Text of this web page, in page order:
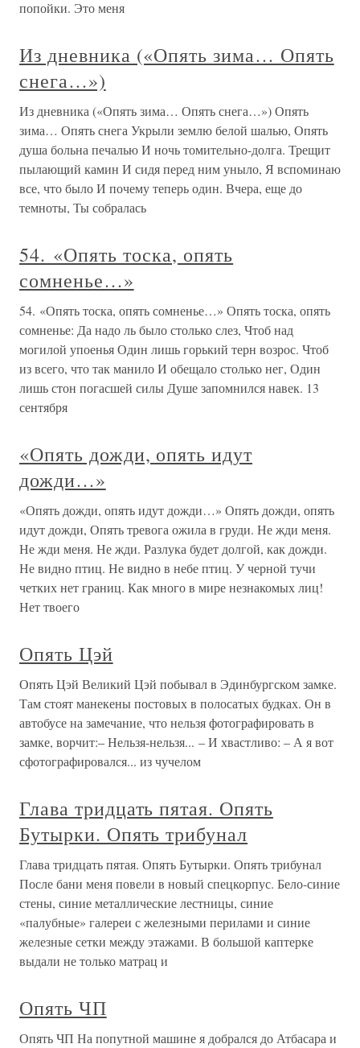
попойки. Это меня
Из дневника («Опять зима… Опять
снега…»)
Из дневника («Опять зима… Опять снега…») Опять
зима… Опять снега Укрыли землю белой шалью, Опять
душа больна печалью И ночь томительно-долга. Трещит
пылающий камин И сидя перед ним уныло, Я вспоминаю
все, что было И почему теперь один. Вчера, еще до
темноты, Ты собралась
54. «Опять тоска, опять
сомненье…»
54. «Опять тоска, опять сомненье…» Опять тоска, опять
сомненье: Да надо ль было столько слез, Чтоб над
могилой упоенья Один лишь горький терн возрос. Чтоб
из всего, что так манило И обещало столько нег, Один
лишь стон погасшей силы Душе запомнился навек. 13
сентября
«Опять дожди, опять идут
дожди…»
«Опять дожди, опять идут дожди…» Опять дожди, опять
идут дожди, Опять тревога ожила в груди. Не жди меня.
Не жди меня. Не жди. Разлука будет долгой, как дожди.
Не видно птиц. Не видно в небе птиц. У черной тучи
четких нет границ. Как много в мире незнакомых лиц!
Нет твоего
Опять Цэй
Опять Цэй Великий Цэй побывал в Эдинбургском замке.
Там стоят манекены постовых в полосатых будках. Он в
автобусе на замечание, что нельзя фотографировать в
замке, ворчит:– Нельзя-нельзя... – И хвастливо: – А я вот
сфотографировался... из чучелом
Глава тридцать пятая. Опять
Бутырки. Опять трибунал
Глава тридцать пятая. Опять Бутырки. Опять трибунал
После бани меня повели в новый спецкорпус. Бело-синие
стены, синие металлические лестницы, синие
«палубные» галереи с железными перилами и синие
железные сетки между этажами. В большой каптерке
выдали не только матрац и
Опять ЧП
Опять ЧП На попутной машине я добрался до Атбасара и